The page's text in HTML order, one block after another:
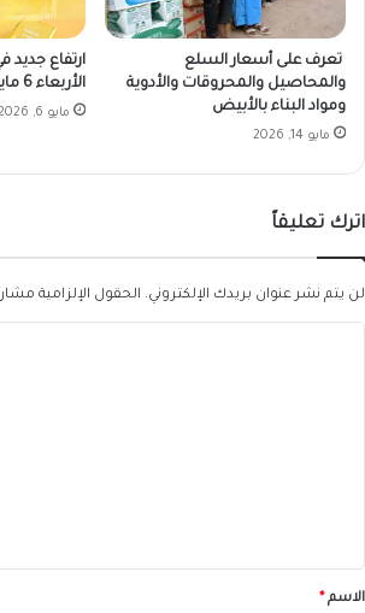
تعرف على أسعار السلع
والمحاصيل والمحروقات والأدوية
ومواد البناء بالأبيض
مايو 14, 2026
ارتفاع جديد
الأربعاء 6 مايو 2026
مايو 6, 2026
اترك تعليقاً
لن يتم نشر عنوان بريدك الإلكتروني. الحقول الإلزامية مشار
*الاسم*